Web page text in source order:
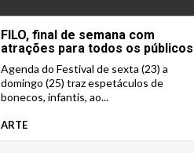
FILO, final de semana com
atrações para todos os públicos
Agenda do Festival de sexta (23) a
domingo (25) traz espetáculos de
bonecos, infantis, ao...
ARTE